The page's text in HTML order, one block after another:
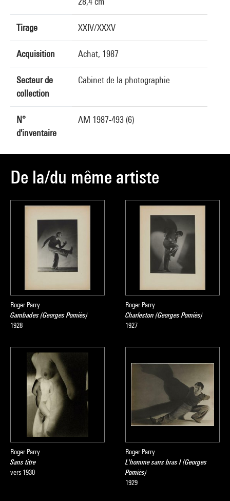
Tirage XXIV/XXXV
Acquisition Achat, 1987
Secteur de
collection
Cabinet de la photographie
N°
d'inventaire
AM 1987-493 (6)
De la/du même artiste
Roger Parry
Gambades (Georges Pomiès)
1928
Roger Parry
Charleston (Georges Pomiès)
1927
Roger Parry
Sans titre
vers 1930
Roger Parry
L'homme sans bras I (Georges
Pomiès)
1929